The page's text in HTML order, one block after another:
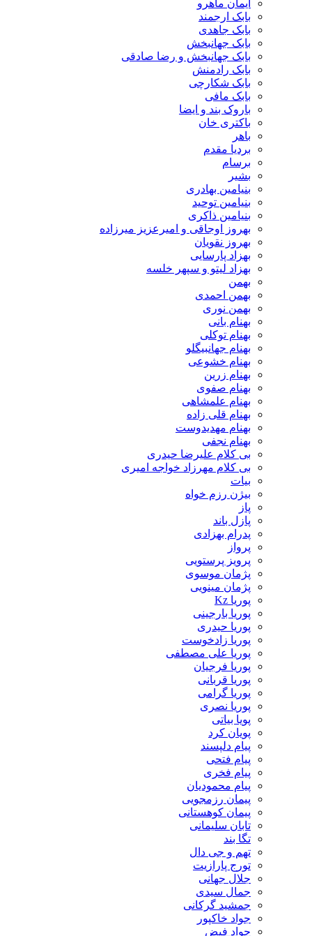
ایمان ماهرو
بابک ارجمند
بابک جاهدی
بابک جهانبخش
بابک جهانبخش و رضا صادقی
بابک رادمنش
بابک شکارچی
بابک مافی
باروک بند و ایضا
باکتری خان
باهر
بردیا مقدم
برسام
بشیر
بنیامین بهادری
بنیامین توحید
بنیامین ذاکری
بهروز اوجاقی و امیرعزیز میرزاده
بهروز نقویان
بهزاد پارسایی
بهزاد لیتو و سپهر خلسه
بهمن
بهمن احمدی
بهمن نوری
بهنام بانی
بهنام توکلی
بهنام جهانبیگلو
بهنام خشوعی
بهنام زرین
بهنام صفوی
بهنام علمشاهی
بهنام قلی زاده
بهنام مهدیدوست
بهنام نجفی
بی کلام علیرضا حیدری
بی کلام مهرزاد خواجه امیری
بیات
بیژن رزم خواه
پاز
پازل باند
پدرام بهزادی
پرواز
پرویز پرستویی
پژمان موسوی
پژمان مینویی
پوریا Kz
پوریا بارجینی
پوریا حیدری
پوریا زادخوست
پوریا علی مصطفی
پوریا فرجیان
پوریا قربانی
پوریا گرامی
پوریا نصری
پویا بیاتی
پویان کرد
پیام دلپسند
پیام فتحی
پیام فخری
پیام محمودیان
پیمان رزمجویی
پیمان کوهستانی
تابان سلیمانی
تگا بند
تهم و جی دال
تورج پارازیت
جلال جهانی
جمال سیدی
جمشید گرکانی
جواد خاکپور
جواد فیض